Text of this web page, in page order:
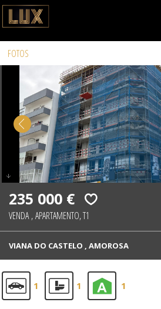
FOTOS
235 000 €
VENDA ,APARTAMENTO, T1
VIANA DO CASTELO , AMOROSA
1 1 1